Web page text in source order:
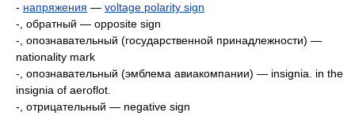
- напряжения — voltage polarity sign
-, обратный — opposite sign
-, опознавательный (государственной принадлежности) —
nationality mark
-, опознавательный (эмблема авиакомпании) — insignia. in the
insignia of aeroflot.
-, отрицательный — negative sign